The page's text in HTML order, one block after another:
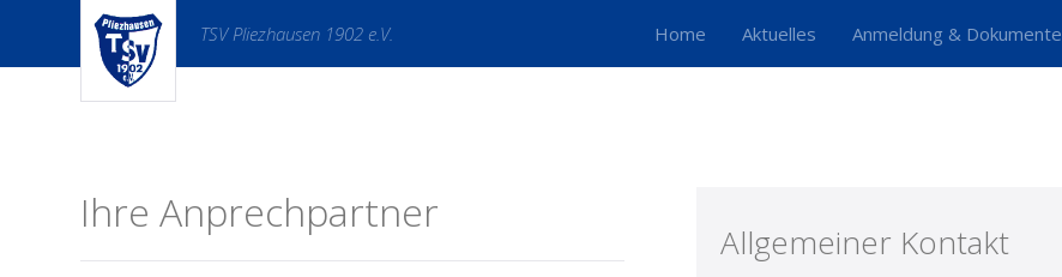
TSV Pliezhausen 1902 e.V. Home Aktuelles Anmeldung & Dokumente
Allgemeiner Kontakt
Ihre Anprechpartner